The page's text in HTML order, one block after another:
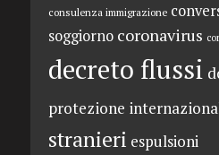
consulenza immigrazione
soggiorno coronavirus
decreto flussi
protezione
stranieri espulsioni